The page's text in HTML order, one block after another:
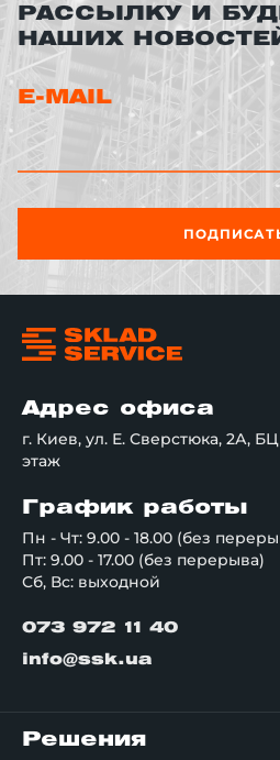
РАССЫЛКУ И
НАШИХ
E-MAIL
Адрес офиса
г. Киев, ул. Е. Сверстюка, 2А,
этаж
График работы
Пн - Чт: 9.00 - 18.00 (без
Пт: 9.00 - 17.00 (без перерыва)
Сб, Вс: выходной
073 972 11 40
info@ssk.ua
Решения